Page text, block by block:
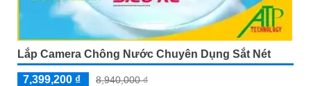
Lắp Camera Chông Nước Chuyên Dụng Sắt Nét
7,399,200 ₫ 8,940,000 ₫